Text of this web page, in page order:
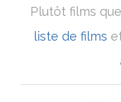
Plutôt films
liste de films